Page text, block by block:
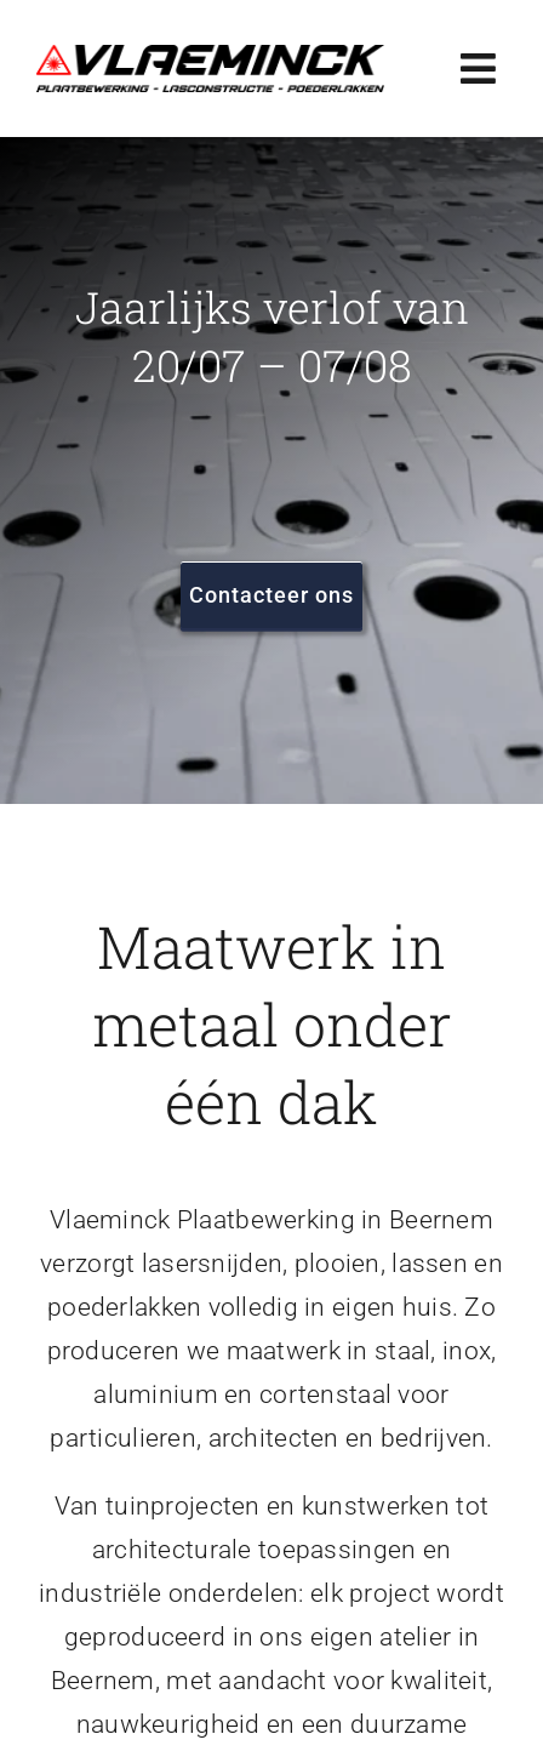
naar
inhoud
Plaatbewerking
Lasconstructie
Poederlakken
Projecten
FAQ
Vacatures
Jaarlijks verlof van
20/07 – 07/08
Contacteer ons
Maatwerk in
metaal onder
één dak
Vlaeminck Plaatbewerking in Beernem
verzorgt lasersnijden, plooien, lassen en
poederlakken volledig in eigen huis. Zo
produceren we maatwerk in staal, inox,
aluminium en cortenstaal voor
particulieren, architecten en bedrijven.
Van tuinprojecten en kunstwerken tot
architecturale toepassingen en
industriële onderdelen: elk project wordt
geproduceerd in ons eigen atelier in
Beernem, met aandacht voor kwaliteit,
nauwkeurigheid en een duurzame